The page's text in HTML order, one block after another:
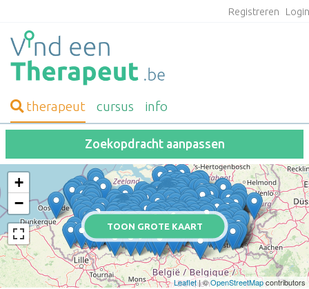
Registreren
therapeut cursus info
Zoekopdracht aanpassen
TOON GROTE KAART
+
−
Leaflet| ©OpenStreetMapcontributors